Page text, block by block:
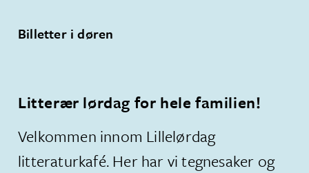
Billetter i døren
Litterær lørdag for hele familien!
Velkommen innom Lillelørdag
litteraturkafé. Her har vi tegnesaker og